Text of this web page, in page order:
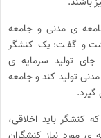
ی مدنی و جامعه
و گفت: یک کنشگر
تولید سرمایه ی
تولید کند و جامعه
کنشگر باید اخلاقی،